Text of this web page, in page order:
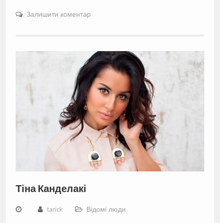
Залишити коментар
Тіна Канделакі
tarick Відомі люди